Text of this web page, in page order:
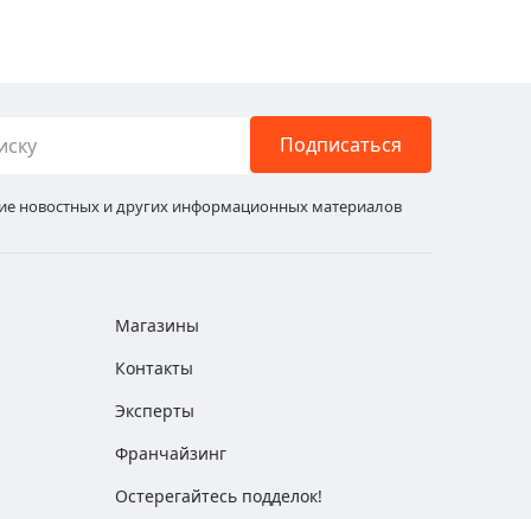
Подписаться
новостных и других информационных материалов
Магазины
Контакты
Эксперты
Франчайзинг
Остерегайтесь подделок!